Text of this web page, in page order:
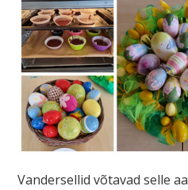
Vandersellid võtavad selle